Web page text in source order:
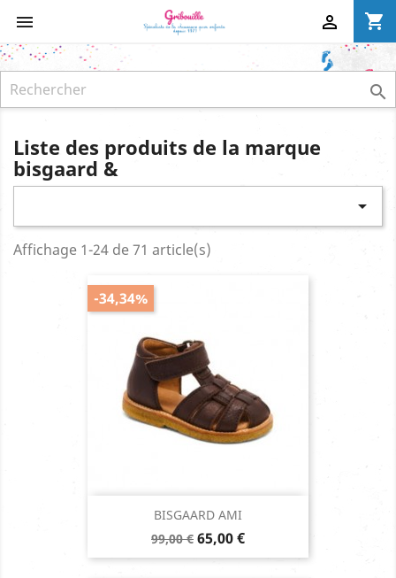
 shopping_cart


Liste des produits de la marque
bisgaard &

Affichage 1-24 de 71 article(s)
BISGAARD AMI
Prix
de
99,00 € Prix
65,00 €
-34,34%